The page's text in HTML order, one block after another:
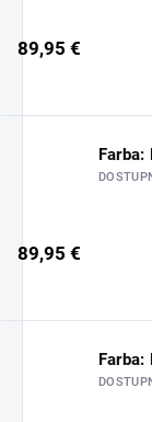
89,95 €
89,95 €